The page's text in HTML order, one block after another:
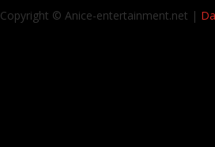
Copyright © Anice-entertainment.net |